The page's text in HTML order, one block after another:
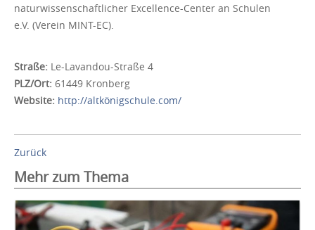
naturwissenschaftlicher Excellence-Center an Schulen
e.V. (Verein MINT-EC).
Straße: Le-Lavandou-Straße 4
PLZ/Ort: 61449 Kronberg
Website: http://altkönigschule.com/
Zurück
Mehr zum Thema